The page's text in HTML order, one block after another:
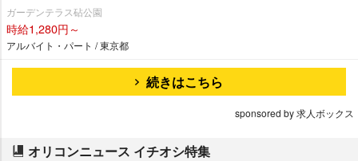
ガーデンテラス砧公園
時給1,280円～
アルバイト・パート / 東京都
続きはこちら
sponsored by 求人ボックス
オリコンニュース イチオシ特集